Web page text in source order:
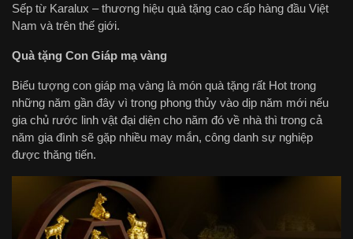
Sếp từ Karalux – thương hiệu quà tặng cao cấp hàng đầu Việt
Nam và trên thế giới.
Quà tặng Con Giáp mạ vàng
Biểu tượng con giáp mạ vàng là món quà tặng rất Hot trong
những năm gần đây vì trong phong thủy vào dịp năm mới nếu
gia chủ rước linh vật đại diện cho năm đó về nhà thì trong cả
năm gia đình sẽ gặp nhiều may mắn, công danh sự nghiệp
được thăng tiến.